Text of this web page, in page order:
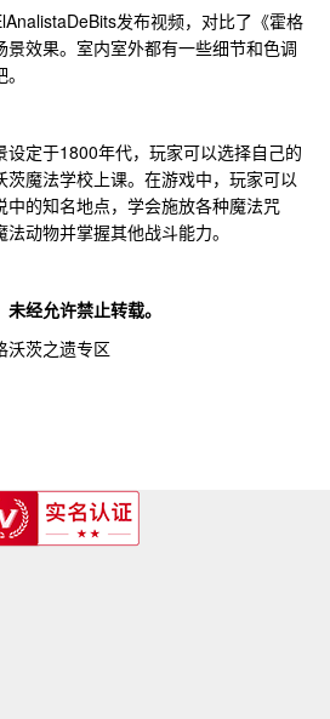
发布视频，对比了《霍格
效果。室内室外都有一些细节和色调
设定于1800年代，玩家可以选择自己的
魔法学校上课。在游戏中，玩家可以
的知名地点，学会施放各种魔法咒
动物并掌握其他战斗能力。
经允许禁止转载。
沃茨之遗专区